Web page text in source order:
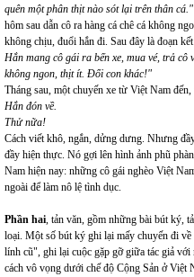
quên một phân thịt nào sót lại trên thân cá."
hôm sau dẫn cô ra hàng cá chê cá không
không chịu, đuổi hắn đi. Sau đây là đoạn
Hắn mang cô gái ra bến xe, mua vé, trả cô
không ngon, thịt ít. Đổi con khác!"
Tháng sau, một chuyến xe từ Việt Nam
Hắn đón về.
Thử nữa!
Cách viết khô, ngắn, dửng dưng. Nhưng
đầy hiện thực. Nó gợi lên hình ảnh phũ
Nam hiện nay: những cô gái nghèo Việt
ngoài để làm nô lệ tình dục.
Phần hai, tản văn, gồm những bài bút ký,
loại. Một số bút ký ghi lại mấy chuyến đi
lính cũ", ghi lại cuộc gặp gỡ giữa tác giả
cách vô vọng dưới chế độ Cộng Sản ở Việt